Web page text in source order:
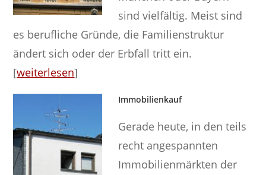
sind vielfältig. Meist sind
es berufliche Gründe, die Familienstruktur
ändert sich oder der Erbfall tritt ein.
[weiterlesen]
Immobilienkauf
Gerade heute, in den teils
recht angespannten
Immobilienmärkten der